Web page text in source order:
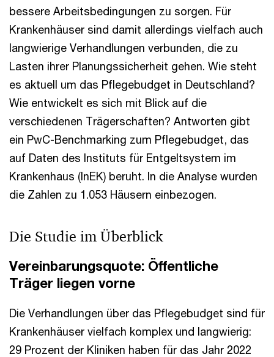
bessere Arbeitsbedingungen zu sorgen. Für
Krankenhäuser sind damit allerdings vielfach auch
langwierige Verhandlungen verbunden, die zu
Lasten ihrer Planungssicherheit gehen. Wie steht
es aktuell um das Pflegebudget in Deutschland?
Wie entwickelt es sich mit Blick auf die
verschiedenen Trägerschaften? Antworten gibt
ein PwC-Benchmarking zum Pflegebudget, das
auf Daten des Instituts für Entgeltsystem im
Krankenhaus (InEK) beruht. In die Analyse wurden
die Zahlen zu 1.053 Häusern einbezogen.
Die Studie im Überblick
Vereinbarungsquote: Öffentliche
Träger liegen vorne
Die Verhandlungen über das Pflegebudget sind für
Krankenhäuser vielfach komplex und langwierig:
29 Prozent der Kliniken haben für das Jahr 2022